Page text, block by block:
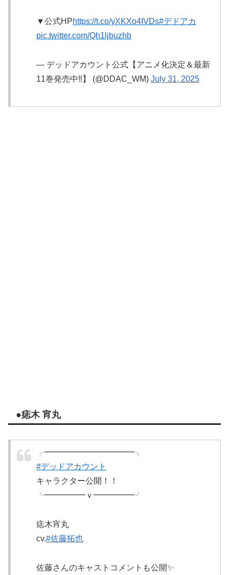
▼公式HPhttps://t.co/yXKXo4IVDs#デドアカ
pic.twitter.com/Qh1ljbuzhb
— デッドアカウント公式【アニメ化決定＆最新
11巻発売中‼️】 (@DDAC_WM) July 31, 2025
●痣木 宵丸
╭━━━━━━━━━━━╮
#デッドアカウント
キャラクター公開！！
╰━━━━━ｖ━━━━━╯
痣木宵丸
cv.#佐藤拓也
佐藤さんのキャストコメントも公開✨